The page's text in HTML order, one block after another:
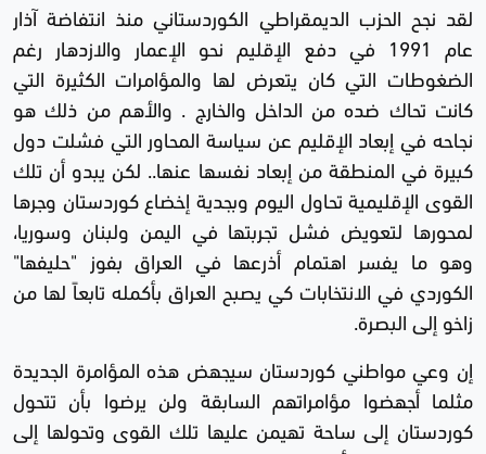
لقد نجح الحزب الديمقراطي الكوردستاني منذ انتفاضة آذار
عام 1991 في دفع الإقليم نحو الإعمار والازدهار رغم
الضغوطات التي كان يتعرض لها والمؤامرات الكثيرة التي
كانت تحاك ضده من الداخل والخارج . والأهم من ذلك هو
نجاحه في إبعاد الإقليم عن سياسة المحاور التي فشلت دول
كبيرة في المنطقة من إبعاد نفسها عنها.. لكن يبدو أن تلك
القوى الإقليمية تحاول اليوم وبجدية إخضاع كوردستان وجرها
لمحورها لتعويض فشل تجربتها في اليمن ولبنان وسوريا،
وهو ما يفسر اهتمام أذرعها في العراق بفوز "حليفها"
الكوردي في الانتخابات كي يصبح العراق بأكمله تابعاً لها من
زاخو إلى البصرة.
إن وعي مواطني كوردستان سيجهض هذه المؤامرة الجديدة
مثلما أجهضوا مؤامراتهم السابقة ولن يرضوا بأن تتحول
كوردستان إلى ساحة تهيمن عليها تلك القوى وتحولها إلى